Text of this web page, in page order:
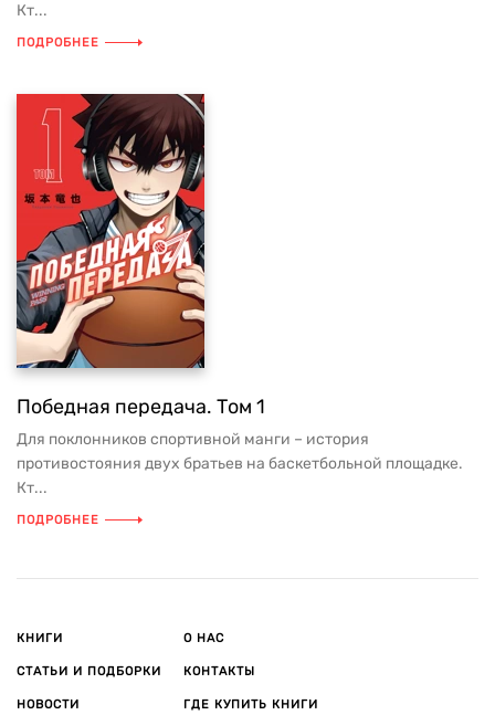
Кт...
ПОДРОБНЕЕ
Победная передача. Том 1
Для поклонников спортивной манги – история
противостояния двух братьев на баскетбольной площадке.
Кт...
ПОДРОБНЕЕ
КНИГИ
СТАТЬИ И ПОДБОРКИ
НОВОСТИ
О НАС
КОНТАКТЫ
ГДЕ КУПИТЬ КНИГИ